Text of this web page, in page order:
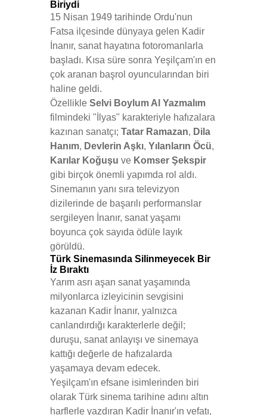
Biriydi
15 Nisan 1949 tarihinde Ordu'nun
Fatsa ilçesinde dünyaya gelen Kadir
İnanır, sanat hayatına fotoromanlarla
başladı. Kısa süre sonra Yeşilçam'ın en
çok aranan başrol oyuncularından biri
haline geldi.
Özellikle Selvi Boylum Al Yazmalım
filmindeki "İlyas" karakteriyle hafızalara
kazınan sanatçı; Tatar Ramazan, Dila
Hanım, Devlerin Aşkı, Yılanların Öcü,
Karılar Koğuşu ve Komser Şekspir
gibi birçok önemli yapımda rol aldı.
Sinemanın yanı sıra televizyon
dizilerinde de başarılı performanslar
sergileyen İnanır, sanat yaşamı
boyunca çok sayıda ödüle layık
görüldü.
Türk Sinemasında Silinmeyecek Bir
İz Bıraktı
Yarım asrı aşan sanat yaşamında
milyonlarca izleyicinin sevgisini
kazanan Kadir İnanır, yalnızca
canlandırdığı karakterlerle değil;
duruşu, sanat anlayışı ve sinemaya
kattığı değerle de hafızalarda
yaşamaya devam edecek.
Yeşilçam'ın efsane isimlerinden biri
olarak Türk sinema tarihine adını altın
harflerle yazdıran Kadir İnanır'ın vefatı,